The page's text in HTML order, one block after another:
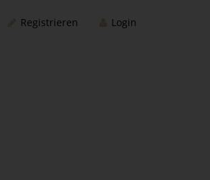
Registrieren Login